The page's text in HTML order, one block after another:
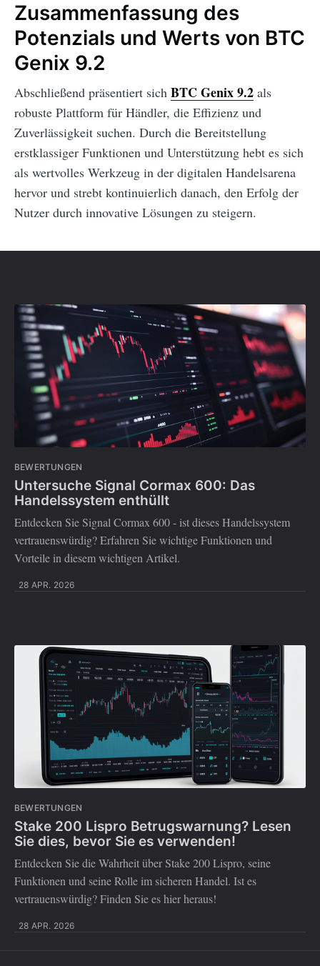
Zusammenfassung des
Potenzials und Werts von BTC
Genix 9.2
Abschließend präsentiert sich BTC Genix 9.2 als
robuste Plattform für Händler, die Effizienz und
Zuverlässigkeit suchen. Durch die Bereitstellung
erstklassiger Funktionen und Unterstützung hebt es sich
als wertvolles Werkzeug in der digitalen Handelsarena
hervor und strebt kontinuierlich danach, den Erfolg der
Nutzer durch innovative Lösungen zu steigern.
BEWERTUNGEN
Untersuche Signal Cormax 600: Das
Handelssystem enthüllt
Entdecken Sie Signal Cormax 600 - ist dieses Handelssystem
vertrauenswürdig? Erfahren Sie wichtige Funktionen und
Vorteile in diesem wichtigen Artikel.
28 APR. 2026
BEWERTUNGEN
Stake 200 Lispro Betrugswarnung? Lesen
Sie dies, bevor Sie es verwenden!
Entdecken Sie die Wahrheit über Stake 200 Lispro, seine
Funktionen und seine Rolle im sicheren Handel. Ist es
vertrauenswürdig? Finden Sie es hier heraus!
28 APR. 2026